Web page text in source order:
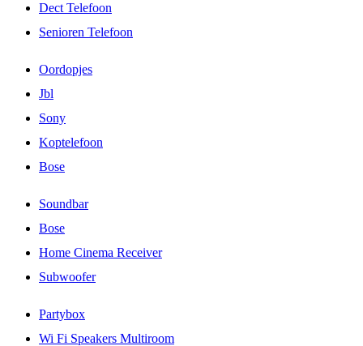
Dect Telefoon
Senioren Telefoon
Oordopjes
Jbl
Sony
Koptelefoon
Bose
Soundbar
Bose
Home Cinema Receiver
Subwoofer
Partybox
Wi Fi Speakers Multiroom